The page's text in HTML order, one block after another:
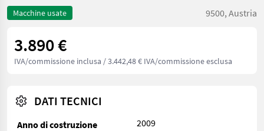
Macchine usate 9500, Austria
3.890 €
IVA/commissione inclusa / 3.442,48 € IVA/commissione esclusa
DATI TECNICI
Anno di costruzione
2009